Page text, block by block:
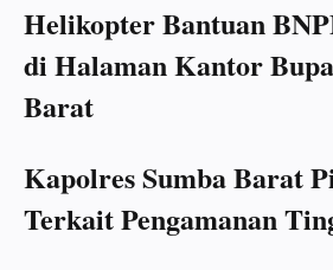
Helikopter Bantuan
di Halaman Kantor
Barat
Kapolres Sumba Barat
Terkait Pengamanan